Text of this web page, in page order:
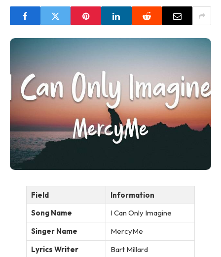
Field
Information
Song Name
I Can Only Imagine
Singer Name
MercyMe
Lyrics Writer
Bart Millard